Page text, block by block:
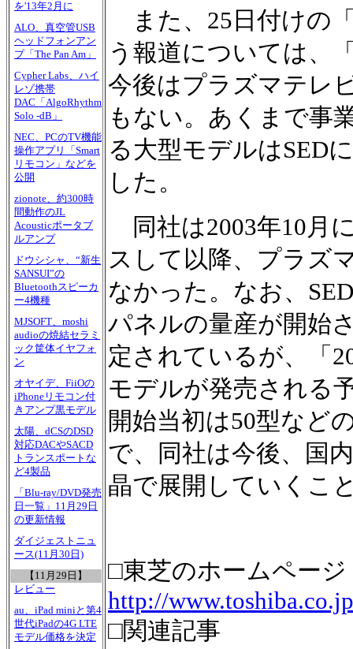
を'13年2月に
ALO、真空管USB
ヘッドフォンアン
プ「The Pan Am」
Cypher Labs、ハイ
レゾ携帯
DAC「AlgoRhythm
Solo -dB」
NEC、PCのTV機能
操作アプリ「Smart
リモコン」などを
公開
zionote、約300時
間動作のJL
Acousticポータブ
ルアンプ
ドウシシャ、“新生
SANSUI”の
Bluetoothスピーカ
ー4機種
MJSOFT、moshi
audioの焼結セラミ
ック筐体イヤフォ
ン
オヤイデ、FiiOの
iPhoneリモコン付
きアンプ黒モデル
太陽、dCSのDSD
対応DACやSACD
トランスポートな
ど4製品
「Blu-ray/DVD発売
日一覧」11月29日
の更新情報
ダイジェストニュ
ース(11月30日)
【11月29日】
レビュー
au、iPad miniと第4
世代iPadの4G LTE
モデル価格を決定
また、25日付けの
う報道については、
今後はプラズマテレ
もない。あくまで事
る大型モデルはSED
した。
同社は2003年10月
スして以降、プラズ
なかった。なお、
パネルの量産が開始
定されているが、「
モデルが発売される
開始当初は50型など
で、同社は今後、国
晶で展開していくこ
□東芝のホームページ
http://
□関連記事